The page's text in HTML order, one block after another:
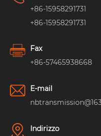
+86-15958291731
+86-15958291731
Fax
+86-57465938668
E-mail
Indirizzo